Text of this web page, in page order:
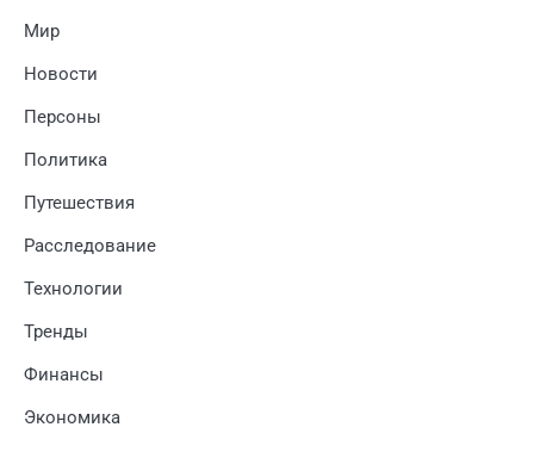
Мир
Новости
Персоны
Политика
Путешествия
Расследование
Технологии
Тренды
Финансы
Экономика